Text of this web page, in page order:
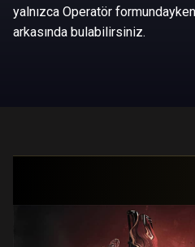
yalnızca Operatör formundayken
arkasında bulabilirsiniz.